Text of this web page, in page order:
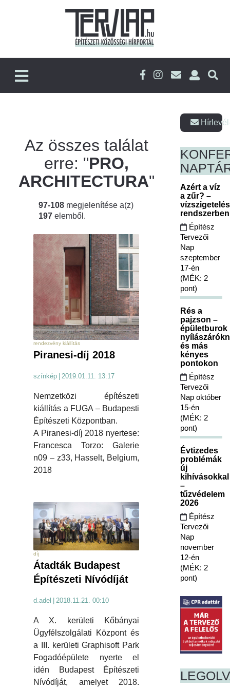
Az összes találat
erre: "PRO,
ARCHITECTURA"
97-108 megjelenítése a(z)
197 elemből.
rendezvény kiállítás
Piranesi-díj 2018
színkép 2019.01.11. 13:17
Nemzetközi építészeti
kiállítás a FUGA – Budapesti
Építészeti Központban.
A Piranesi-díj 2018 nyertese:
Francesca Torzo: Galerie
n09 – z33, Hasselt, Belgium,
2018
díj
Átadták Budapest
Építészeti Nívódíját
d.adel 2018.11.21. 00:10
A X. kerületi Kőbányai
Ügyfélszolgálati Központ és
a III. kerületi Graphisoft Park
Fogadóépülete nyerte el
idén Budapest Építészeti
Nívódíját, amelyet 2018.
Azért a víz
a zűr? –
Építész
Tervezői
Nap
szeptember
17-én
(MÉK: 2
pont)
Rés a
pajzson –
épületburok
és más
kényes
pontokon
Építész
Tervezői
Nap október
15-én
(MÉK: 2
pont)
Évtizedes
problémák
új
kihívásokkal
–
tűzvédelem
2026
Építész
Tervezői
Nap
november
12-én
(MÉK: 2
pont)